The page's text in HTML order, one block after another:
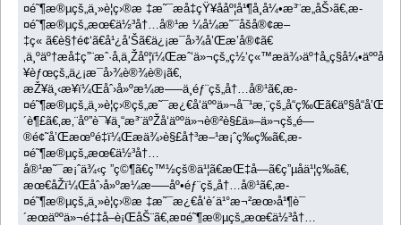
¤é˜¶æ®µçš„ä¸»è¦ç›®æ ‡æ˜¯æå‡çŸ¥ååº¦å¹¶å¸å¼•æ³¨æ„åŠ›ã€‚æ­
¤é˜¶æ®µçš„æœ€ä½³å†…å®¹æ ¼å¼æ˜¯åšå®¢æ–
‡ç« ã€è§†é¢‘ã€å¹¿å‘Šã€ä¿¡æ¯å›¾å’Œæ’­å®¢ã€
‚ä¸ºäº†æå‡ç”¨æˆ·å‚ä¸Žåº¦ï¼Œæˆ‘ä»¬çš„ç½‘ç«™æä¾›äº†å„ç§å¼•äººå…
¥èƒœçš„ä¿¡æ¯å›¾è®¾è®¡ã€‚
æŽ¥ä¸‹æ¥ï¼Œåˆ›å»ºæ¼æ–—ä¸­éƒ¨çš„å†…å®¹ã€‚æ­
´è¶£ã€‚æ‚¨åº”è¯¥ä¸“æ³¨äºŽå‘äººä»¬è®²è§£ä»–ä»¬çš„é—
®é¢˜å’Œæœºé‡ï¼Œæä¾›è§£å†³æ–¹æ¡ˆç­‰ç­‰ã€‚æ­
¤é˜¶æ®µçš„æœ€ä½³å†…
å®¹æ˜¯æ¡ˆä¾‹ç ”ç©¶ã€ç™½çš®ä¹¦ã€æŒ‡å—ã€ç”µå­ä¹¦ç­‰ã€‚
æœ€åŽï¼Œåˆ›å»ºæ¼æ–—åº•éƒ¨çš„å†…å®¹ã€‚æ­
¤é˜¶æ®µçš„ä¸»è¦ç›®æ ‡æ˜¯æ¿€å‘è´­ä¹°æ¬²æœ›å¹¶è¯
´æœäººä»¬é‡‡å–è¡ŒåŠ¨ã€‚æ­¤é˜¶æ®µçš„æœ€ä½³å†…